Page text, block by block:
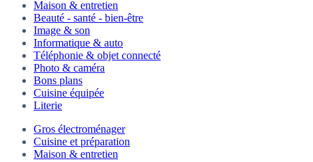
Maison & entretien
Beauté - santé - bien-être
Image & son
Informatique & auto
Téléphonie & objet connecté
Photo & caméra
Bons plans
Cuisine équipée
Literie
Gros électroménager
Cuisine et préparation
Maison & entretien